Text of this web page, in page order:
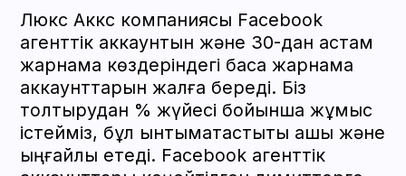
ЖАЗЫЛУ
Facebook жарнама
аккаунты деген не